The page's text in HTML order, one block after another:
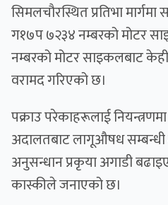
सिमलचौरस्थित प्रतिभा
ग१७प ७२३४ नम्बरको मोटर
नम्बरको मोटर साइकलबाट
वरामद गरिएको छ।
पक्राउ परेकाहरूलाई
अदालतबाट लागूऔषध सम्बन्धी
अनुसन्धान प्रकृया अगाडी
कास्कीले जनाएको छ।